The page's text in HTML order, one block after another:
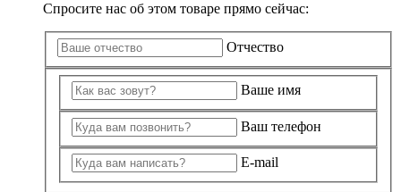
Спросите нас об этом товаре прямо сейчас:
Отчество
Ваше имя
Ваш телефон
E-mail